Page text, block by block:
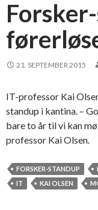
21. SEPTEMBER 2015
IT-professor Kai
standup i kantina. –
bare to år til vi kan
professor Kai Olsen.
FORSKER-STANDUP
IT
KAI OLSEN